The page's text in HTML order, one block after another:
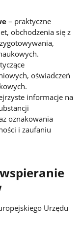
– praktyczne
obchodzenia się z
oświadczeń
informacje na
oznakowania
i zaufaniu
Urzędu